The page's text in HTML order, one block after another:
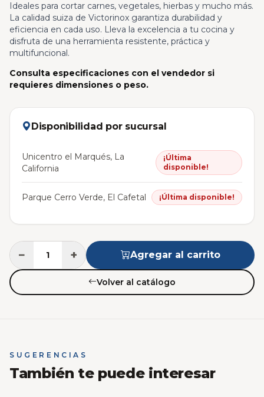
Ideales para cortar carnes, vegetales, hierbas y mucho más.
La calidad suiza de Victorinox garantiza durabilidad y
eficiencia en cada uso. Lleva la excelencia a tu cocina y
disfruta de una herramienta resistente, práctica y
multifuncional.
Consulta especificaciones con el vendedor si
requieres dimensiones o peso.
Disponibilidad por sucursal
Unicentro el Marqués, La
California
¡Última
disponible!
Parque Cerro Verde, El Cafetal ¡Última disponible!
− + Agregar al carrito
Volver al catálogo
SUGERENCIAS
También te puede interesar